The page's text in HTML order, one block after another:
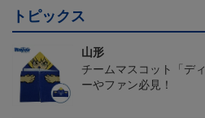
トピックス
山形
チームマスコット「デ
ーやファン必見！